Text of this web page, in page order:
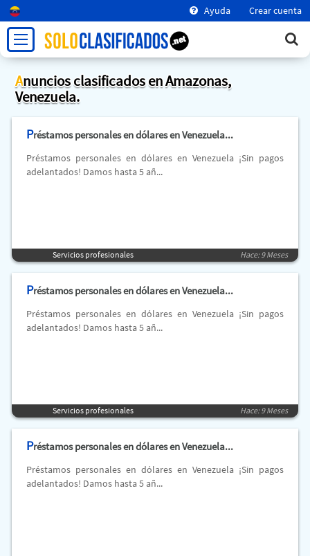
Ayuda Crear cuenta
Anuncios clasificados en Amazonas,
Venezuela.
Préstamos personales en dólares en Venezuela...
Préstamos personales en dólares en Venezuela ¡Sin pagos
adelantados! Damos hasta 5 añ...
Servicios profesionales Hace: 9 Meses
Préstamos personales en dólares en Venezuela...
Préstamos personales en dólares en Venezuela ¡Sin pagos
adelantados! Damos hasta 5 añ...
Servicios profesionales Hace: 9 Meses
Préstamos personales en dólares en Venezuela...
Préstamos personales en dólares en Venezuela ¡Sin pagos
adelantados! Damos hasta 5 añ...